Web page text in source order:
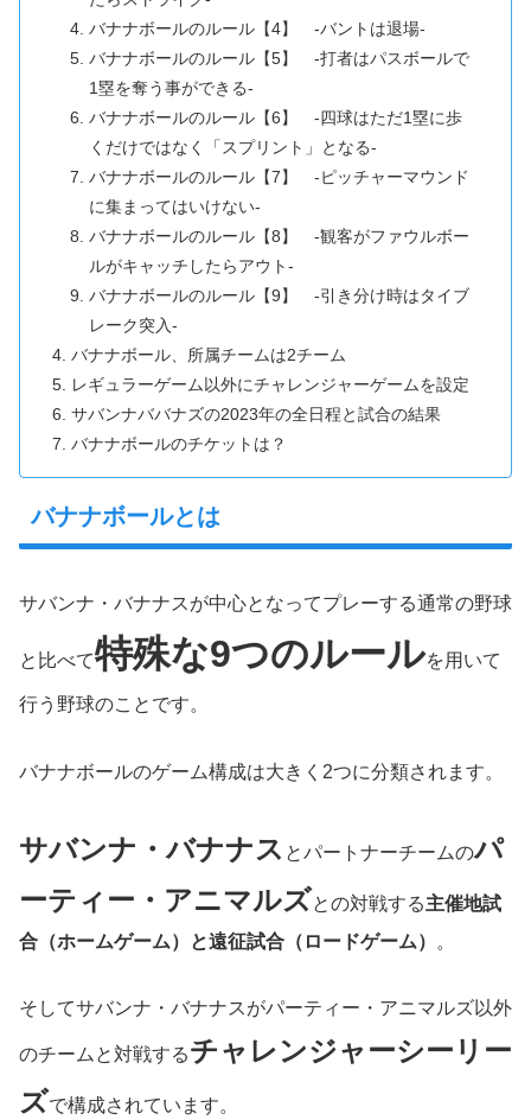
バナナボールのルール【4】 -バントは退場-
バナナボールのルール【5】 -打者はパスボールで
1塁を奪う事ができる-
バナナボールのルール【6】 -四球はただ1塁に歩
くだけではなく「スプリント」となる-
バナナボールのルール【7】 -ピッチャーマウンド
に集まってはいけない-
バナナボールのルール【8】 -観客がファウルボー
ルがキャッチしたらアウト-
バナナボールのルール【9】 -引き分け時はタイブ
レーク突入-
バナナボール、所属チームは2チーム
レギュラーゲーム以外にチャレンジャーゲームを設定
サバンナババナズの2023年の全日程と試合の結果
バナナボールのチケットは？
バナナボールとは
サバンナ・バナナスが中心となってプレーする通常の野球
と比べて特殊な9つのルールを用いて
行う野球のことです。
バナナボールのゲーム構成は大きく2つに分類されます。
サバンナ・バナナス とパートナーチームのパ
ーティー・アニマルズとの対戦する主催地試
合（ホームゲーム）と遠征試合（ロードゲーム）
。
そしてサバンナ・バナナスがパーティー・アニマルズ以外
のチームと対戦するチャレンジャーシーリー
ズで構成されています。